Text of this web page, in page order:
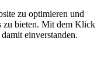
zu optimieren und
zu bieten. Mit dem Klick
einverstanden.